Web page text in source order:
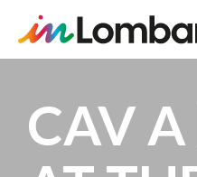
contenuto
principale
CAV